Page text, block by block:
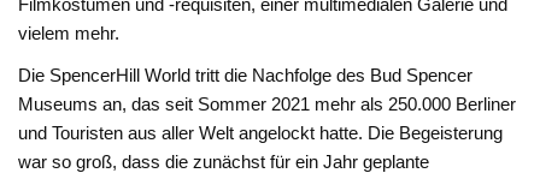
Filmkostümen und -requisiten, einer multimedialen Galerie und
vielem mehr.
Die SpencerHill World tritt die Nachfolge des Bud Spencer
Museums an, das seit Sommer 2021 mehr als 250.000 Berliner
und Touristen aus aller Welt angelockt hatte. Die Begeisterung
war so groß, dass die zunächst für ein Jahr geplante